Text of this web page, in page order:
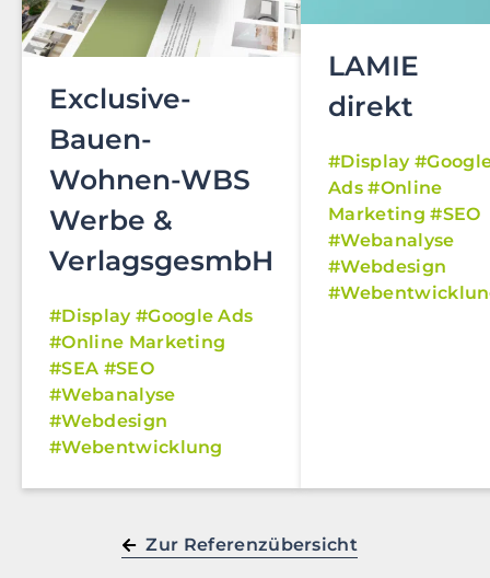
Exclusive-
Bauen-
Wohnen-WBS
Werbe &
VerlagsgesmbH
Display
Google Ads
Online Marketing
SEA
SEO
Webanalyse
Webdesign
Webentwicklung
LAMIE
direkt
Display
Ads
Online
Marketing
SEO
Webanalyse
Webdesign
Zur Referenzübersicht